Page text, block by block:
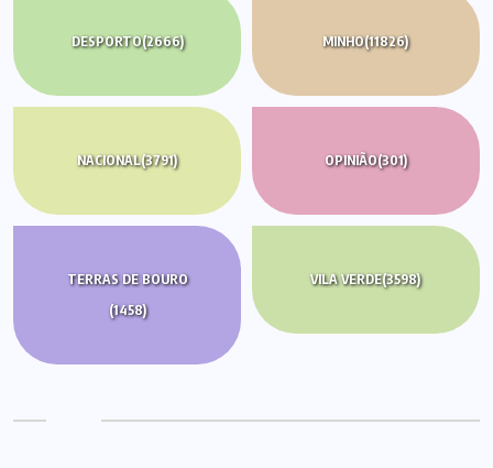
DESPORTO(2666) MINHO(11826)
NACIONAL(3791) OPINIÃO(301)
TERRAS DE BOURO
(1458)
VILA VERDE(3598)